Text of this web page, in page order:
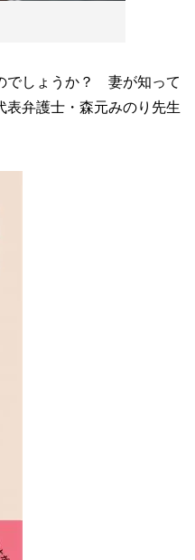
でしょうか？ 妻が知って
表弁護士・森元みのり先生